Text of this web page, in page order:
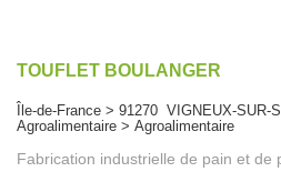
TOUFLET BOULANGER
Île-de-France > 91270 VIGNEUX-SUR-
Agroalimentaire > Agroalimentaire
Fabrication industrielle de pain et de